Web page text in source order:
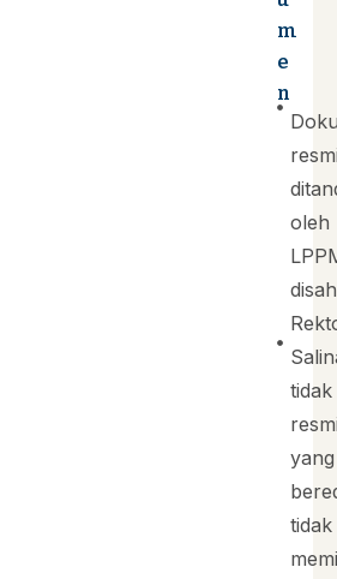
m
e
n
oleh
tidak
yang
tidak